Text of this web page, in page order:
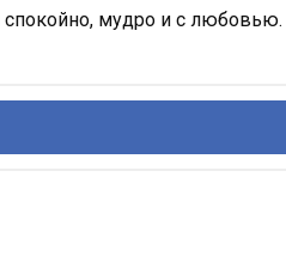
спокойно, мудро и с